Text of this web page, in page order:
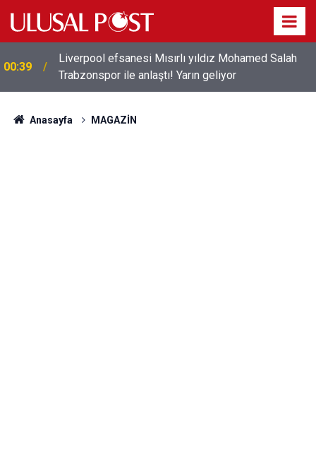
00:39
Liverpool efsanesi Mısırlı yıldız Mohamed Salah
Trabzonspor ile anlaştı! Yarın geliyor
Anasayfa MAGAZİN